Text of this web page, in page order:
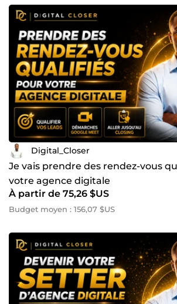
Digital_Closer
Je vais prendre des rendez-vous
votre agence digitale
À partir de 75,26 $US
Budget moyen : 156,07 $US